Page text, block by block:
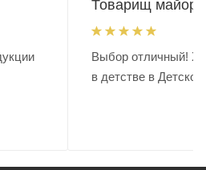
Товарищ майор.
Выбор отличный!
в детстве в